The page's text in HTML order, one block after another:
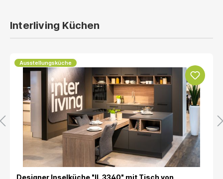
Interliving Küchen
Ausstellungsküche